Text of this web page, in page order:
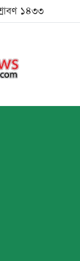
১৪৩৩